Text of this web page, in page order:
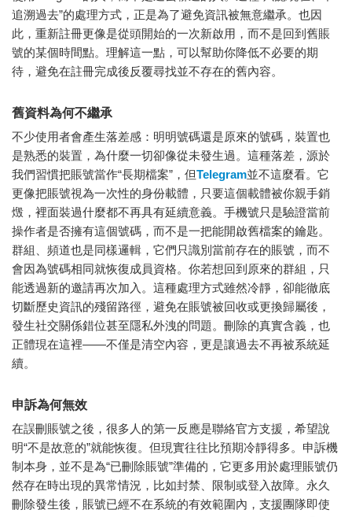
追溯過去”的處理方式，正是為了避免資訊被無意繼承。也因
此，重新註冊更像是從頭開始的一次新啟用，而不是回到舊賬
號的某個時間點。理解這一點，可以幫助你降低不必要的期
待，避免在註冊完成後反覆尋找並不存在的舊內容。
舊資料為何不繼承
不少使用者會產生落差感：明明號碼還是原來的號碼，裝置也
是熟悉的裝置，為什麼一切卻像從未發生過。這種落差，源於
我們習慣把賬號當作“長期檔案”，但Telegram並不這麼看。它
更像把賬號視為一次性的身份載體，只要這個載體被你親手銷
燬，裡面裝過什麼都不再具有延續意義。手機號只是驗證當前
操作者是否擁有這個號碼，而不是一把能開啟舊檔案的鑰匙。
群組、頻道也是同樣邏輯，它們只識別當前存在的賬號，而不
會因為號碼相同就恢復成員資格。你若想回到原來的群組，只
能透過新的邀請再次加入。這種處理方式雖然冷靜，卻能徹底
切斷歷史資訊的殘留路徑，避免在賬號被回收或更換歸屬後，
發生社交關係錯位甚至隱私外洩的問題。刪除的真實含義，也
正體現在這裡——不僅是清空內容，更是讓過去不再被系統延
續。
申訴為何無效
在誤刪賬號之後，很多人的第一反應是聯絡官方支援，希望說
明“不是故意的”就能恢復。但現實往往比預期冷靜得多。申訴機
制本身，並不是為“已刪除賬號”準備的，它更多用於處理賬號仍
然存在時出現的異常情況，比如封禁、限制或登入故障。永久
刪除發生後，賬號已經不在系統的有效範圍內，支援團隊即使